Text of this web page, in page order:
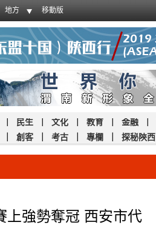
地方 移動版
民生 文化 教育 金融
創客 考古 專欄 探秘陝西
上強勢奪冠 西安市代